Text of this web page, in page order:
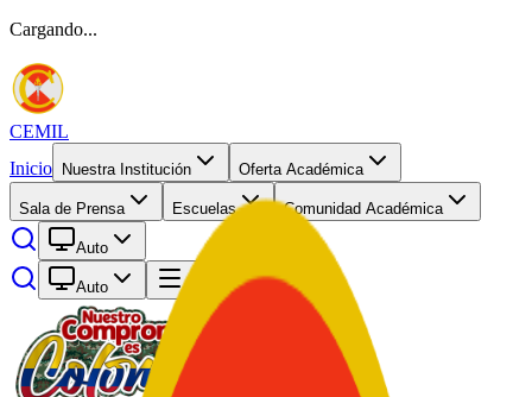
Cargando...
CEMIL
Inicio
Nuestra Institución Oferta Académica
Sala de Prensa Escuelas Comunidad Académica
Auto
Auto Abrir menú